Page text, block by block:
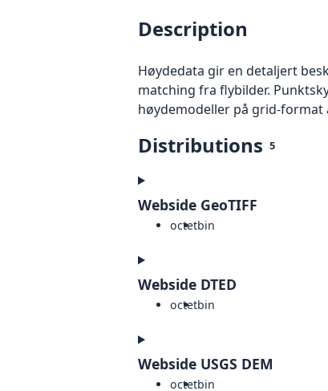
Description
Høydedata gir en detaljert
matching fra flybilder.
høydemodeller på grid-format
Distributions 5
Webside GeoTIFF
octetbin
Webside DTED
octetbin
Webside USGS DEM
octetbin